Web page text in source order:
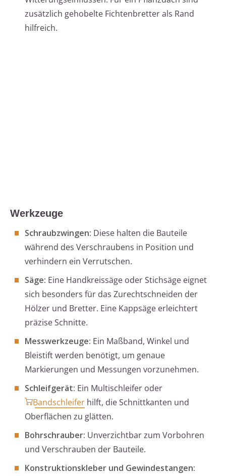
zusätzlich gehobelte Fichtenbretter als Rand
hilfreich.
Werkzeuge
Schraubzwingen: Diese halten die Bauteile
während des Verschraubens in Position und
verhindern ein Verrutschen.
Säge: Eine Handkreissäge oder Stichsäge eignet
sich besonders für das Zurechtschneiden der
Hölzer und Bretter. Eine Kappsäge erleichtert
präzise Schnitte.
Messwerkzeuge: Ein Maßband, Winkel und
Bleistift werden benötigt, um genaue
Markierungen und Messungen vorzunehmen.
Schleifgerät: Ein Multischleifer oder
Bandschleifer hilft, die Schnittkanten und
Oberflächen zu glätten.
Bohrschrauber: Unverzichtbar zum Vorbohren
und Verschrauben der Bauteile.
Konstruktionskleber und Gewindestangen: